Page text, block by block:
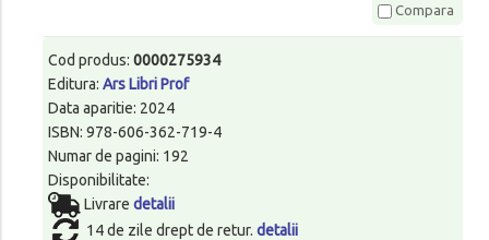
Compara
Cod produs: 0000275934
Editura: Ars Libri Prof
Data aparitie: 2024
ISBN: 978-606-362-719-4
Numar de pagini: 192
Disponibilitate:
Livrare detalii
14 de zile drept de retur. detalii